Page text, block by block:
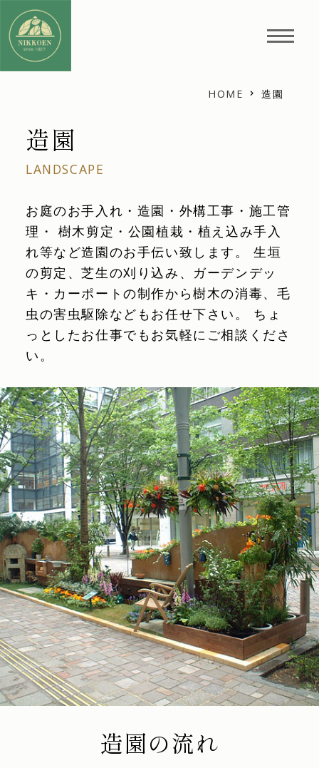
HOME 造園
造園
LANDSCAPE
お庭のお手入れ・造園・外構工事・施工管
理・ 樹木剪定・公園植栽・植え込み手入
れ等など造園のお手伝い致します。 生垣
の剪定、芝生の刈り込み、ガーデンデッ
キ・カーポートの制作から樹木の消毒、毛
虫の害虫駆除などもお任せ下さい。 ちょ
っとしたお仕事でもお気軽にご相談くださ
い。
造園の流れ